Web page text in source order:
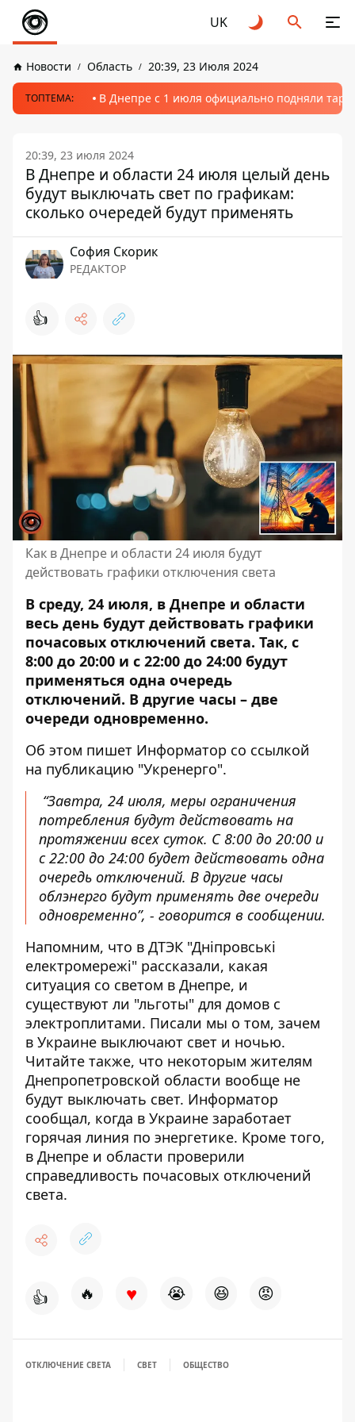
UK
Новости Область 20:39, 23 Июля 2024
ТОПТЕМА: В Днепре с 1 июля официально подняли
20:39, 23 июля 2024
В Днепре и области 24 июля целый день
будут выключать свет по графикам:
сколько очередей будут применять
София Скорик
РЕДАКТОР
👍
Как в Днепре и области 24 июля будут
действовать графики отключения света
В среду, 24 июля, в Днепре и области
весь день будут действовать графики
почасовых отключений света. Так, с
8:00 до 20:00 и с 22:00 до 24:00 будут
применяться одна очередь
отключений. В другие часы – две
очереди одновременно.
Об этом пишет Информатор со ссылкой
на публикацию "Укренерго".
“Завтра, 24 июля, меры ограничения
потребления будут действовать на
протяжении всех суток. С 8:00 до 20:00 и
с 22:00 до 24:00 будет действовать одна
очередь отключений. В другие часы
облэнерго будут применять две очереди
одновременно”, - говорится в сообщении.
Напомним, что в ДТЭК "Дніпровські
електромережі" рассказали, какая
ситуация со светом в Днепре, и
существуют ли "льготы" для домов с
электроплитами. Писали мы о том, зачем
в Украине выключают свет и ночью.
Читайте также, что некоторым жителям
Днепропетровской области вообще не
будут выключать свет. Информатор
сообщал, когда в Украине заработает
горячая линия по энергетике. Кроме того,
в Днепре и области проверили
справедливость почасовых отключений
света.
👍 🔥 ♥ 😭 😆 😡
ОТКЛЮЧЕНИЕ СВЕТА СВЕТ ОБЩЕСТВО